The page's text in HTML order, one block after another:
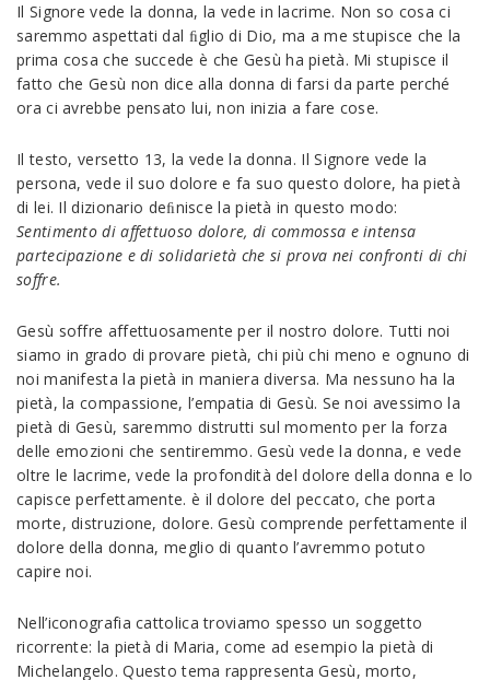
Il Signore vede la donna, la vede in lacrime. Non so cosa ci
saremmo aspettati dal ﬁglio di Dio, ma a me stupisce che la
prima cosa che succede è che Gesù ha pietà. Mi stupisce il
fatto che Gesù non dice alla donna di farsi da parte perché
ora ci avrebbe pensato lui, non inizia a fare cose.
Il testo, versetto 13, la vede la donna. Il Signore vede la
persona, vede il suo dolore e fa suo questo dolore, ha pietà
di lei. Il dizionario deﬁnisce la pietà in questo modo:
Sentimento di affettuoso dolore, di commossa e intensa
partecipazione e di solidarietà che si prova nei confronti di chi
soffre.
Gesù soffre affettuosamente per il nostro dolore. Tutti noi
siamo in grado di provare pietà, chi più chi meno e ognuno di
noi manifesta la pietà in maniera diversa. Ma nessuno ha la
pietà, la compassione, l’empatia di Gesù. Se noi avessimo la
pietà di Gesù, saremmo distrutti sul momento per la forza
delle emozioni che sentiremmo. Gesù vede la donna, e vede
oltre le lacrime, vede la profondità del dolore della donna e lo
capisce perfettamente. è il dolore del peccato, che porta
morte, distruzione, dolore. Gesù comprende perfettamente il
dolore della donna, meglio di quanto l’avremmo potuto
capire noi.
Nell’iconografia cattolica troviamo spesso un soggetto
ricorrente: la pietà di Maria, come ad esempio la pietà di
Michelangelo. Questo tema rappresenta Gesù, morto,